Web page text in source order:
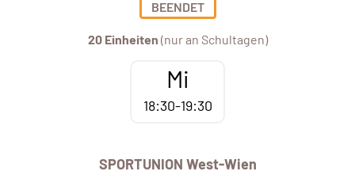
BEENDET
20 Einheiten (nur an Schultagen)
Mi
18:30-19:30
SPORTUNION West-Wien